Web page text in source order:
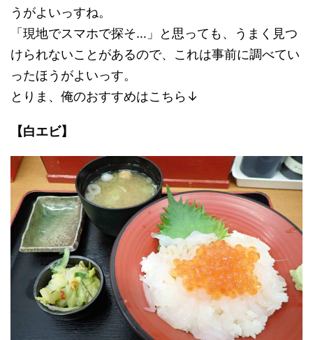
うがよいっすね。
「現地でスマホで探そ…」と思っても、うまく見つ
けられないことがあるので、これは事前に調べてい
ったほうがよいっす。
とりま、俺のおすすめはこちら↓
【白エビ】